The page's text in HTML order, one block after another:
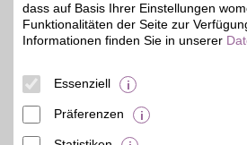
dass auf Basis Ihrer Einstellungen
Funktionalitäten der Seite zur
Informationen finden Sie in unserer
Essenziell
Präferenzen